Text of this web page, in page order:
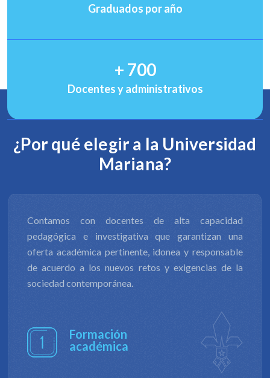
Graduados por año
+ 700
Docentes y administrativos
¿Por qué elegir a la Universidad
Mariana?
La productividad de nuestra investigación científica
y tecnológica, y la innovación, nos permite contribuir
al desarrollo económico, social, productivo, cultural
y ambiental de diversos entornos, además de
formular respuestas a los retos en ámbitos de
Investigación